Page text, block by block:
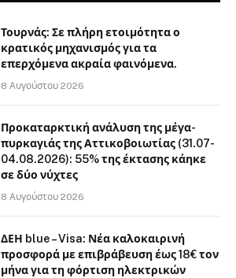
Τουρνάς: Σε πλήρη ετοιμότητα ο
κρατικός μηχανισμός για τα
επερχόμενα ακραία φαινόμενα.
8 Αυγούστου 2026
Προκαταρκτική ανάλυση της μέγα-
πυρκαγιάς της Αττικοβοιωτίας (31.07-
04.08.2026): 55% της έκτασης κάηκε
σε δύο νύχτες
8 Αυγούστου 2026
ΔΕΗ blue – Visa: Νέα καλοκαιρινή
προσφορά με επιβράβευση έως 18€ τον
μήνα για τη φόρτιση ηλεκτρικών